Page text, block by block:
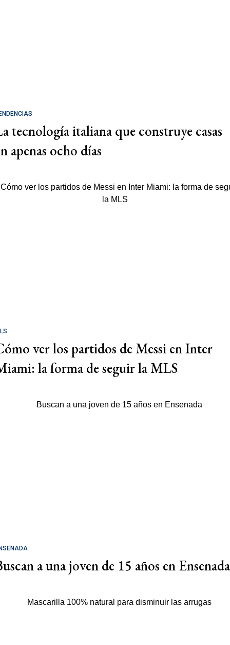
tecnología italiana que construye casas
apenas ocho días
ver los partidos de Messi en Inter
la forma de seguir la MLS
a una joven de 15 años en Ensenada